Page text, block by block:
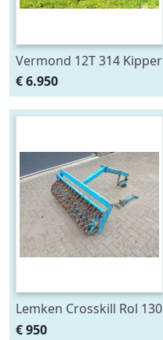
Vermond 12T 314 Kipper
3 Zijdig
€ 6.950
Lemken Crosskill Rol 130
cm breed passen aan
€ 950